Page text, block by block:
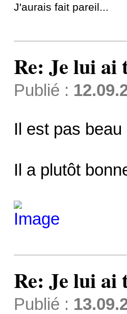
J'aurais fait pareil...
Re: Je lui ai
Publié :
Il est pas
Il a plutôt
Re: Je lui ai
Publié :